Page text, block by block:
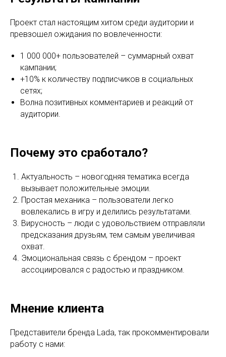
Проект стал настоящим хитом среди аудитории и
превзошел ожидания по вовлеченности:
1 000 000+ пользователей – суммарный охват
кампании;
+10% к количеству подписчиков в социальных
сетях;
Волна позитивных комментариев и реакций от
аудитории.
Почему это сработало?
Актуальность – новогодняя тематика всегда
вызывает положительные эмоции.
Простая механика – пользователи легко
вовлекались в игру и делились результатами.
Вирусность – люди с удовольствием отправляли
предсказания друзьям, тем самым увеличивая
охват.
Эмоциональная связь с брендом – проект
ассоциировался с радостью и праздником.
Мнение клиента
Представители бренда Lada, так прокомментировали
работу с нами: